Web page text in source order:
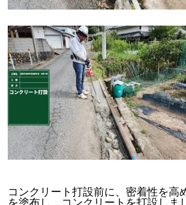
コンクリート打設前に、密着性を高